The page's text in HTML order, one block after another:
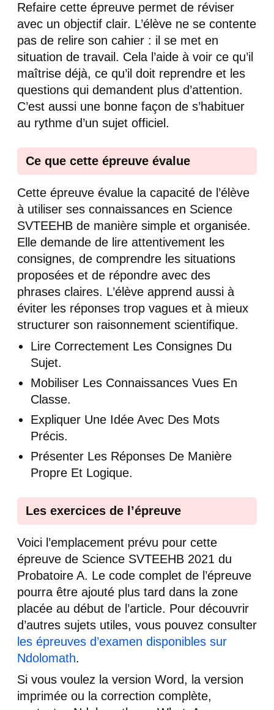
Refaire cette épreuve permet de réviser
avec un objectif clair. L’élève ne se contente
pas de relire son cahier : il se met en
situation de travail. Cela l’aide à voir ce qu’il
maîtrise déjà, ce qu’il doit reprendre et les
questions qui demandent plus d’attention.
C’est aussi une bonne façon de s’habituer
au rythme d’un sujet officiel.
Ce que cette épreuve évalue
Cette épreuve évalue la capacité de l’élève
à utiliser ses connaissances en Science
SVTEEHB de manière simple et organisée.
Elle demande de lire attentivement les
consignes, de comprendre les situations
proposées et de répondre avec des
phrases claires. L’élève apprend aussi à
éviter les réponses trop vagues et à mieux
structurer son raisonnement scientifique.
Lire Correctement Les Consignes Du
Sujet.
Mobiliser Les Connaissances Vues En
Classe.
Expliquer Une Idée Avec Des Mots
Précis.
Présenter Les Réponses De Manière
Propre Et Logique.
Les exercices de l’épreuve
Voici l’emplacement prévu pour cette
épreuve de Science SVTEEHB 2021 du
Probatoire A. Le code complet de l’épreuve
pourra être ajouté plus tard dans la zone
placée au début de l’article. Pour découvrir
d’autres sujets utiles, vous pouvez consulter
les épreuves d’examen disponibles sur
Ndolomath.
Si vous voulez la version Word, la version
imprimée ou la correction complète,